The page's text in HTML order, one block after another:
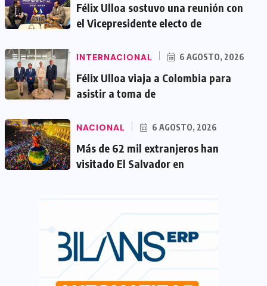
Félix Ulloa sostuvo una reunión con
el Vicepresidente electo de
INTERNACIONAL 6 AGOSTO, 2026
Félix Ulloa viaja a Colombia para
asistir a toma de
NACIONAL 6 AGOSTO, 2026
Más de 62 mil extranjeros han
visitado El Salvador en